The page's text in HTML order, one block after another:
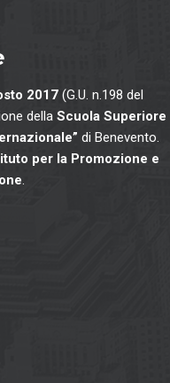
2017 (G.U. n.198 del
della Scuola Superiore
di Benevento.
per la Promozione e
.